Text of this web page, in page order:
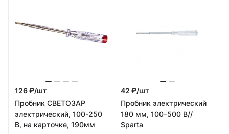
126 ₽/шт
Пробник СВЕТОЗАР
электрический, 100-250
В, на карточке, 190мм
42 ₽/шт
Пробник электрический
180 мм, 100–500 В//
Sparta